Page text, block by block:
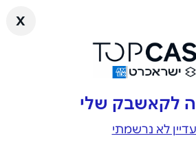
x
לקאשבק שלי
עדיין לא נרשמתי